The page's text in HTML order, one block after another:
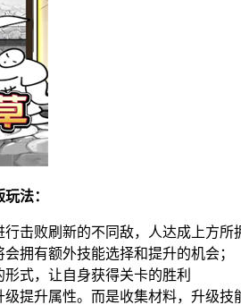
法：
击败刷新的不同敌，人达成上方所
拥有额外技能选择和提升的机会；
式，让自身获得关卡的胜利
提升属性。而是收集材料，升级技